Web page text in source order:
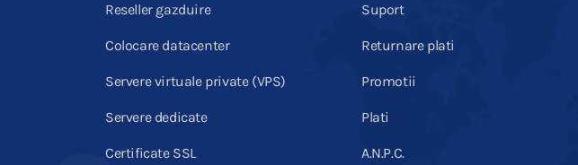
Reseller gazduire
Colocare datacenter
Servere virtuale private (VPS)
Servere dedicate
Certificate SSL
Suport
Returnare plati
Promotii
Plati
A.N.P.C.